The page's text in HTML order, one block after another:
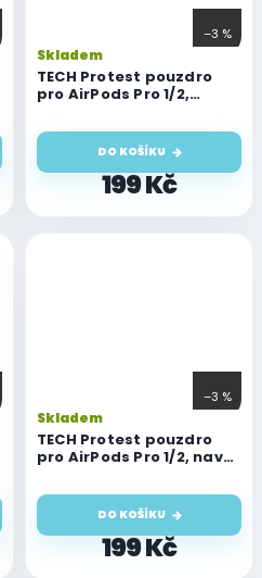
–3 %
TECH Protest pouzdro
pro AirPods Pro 1/2,
Skladem
199 Kč
DO KOŠÍKU
–3 %
TECH Protest pouzdro
pro AirPods Pro 1/2, navy
Skladem
199 Kč
DO KOŠÍKU